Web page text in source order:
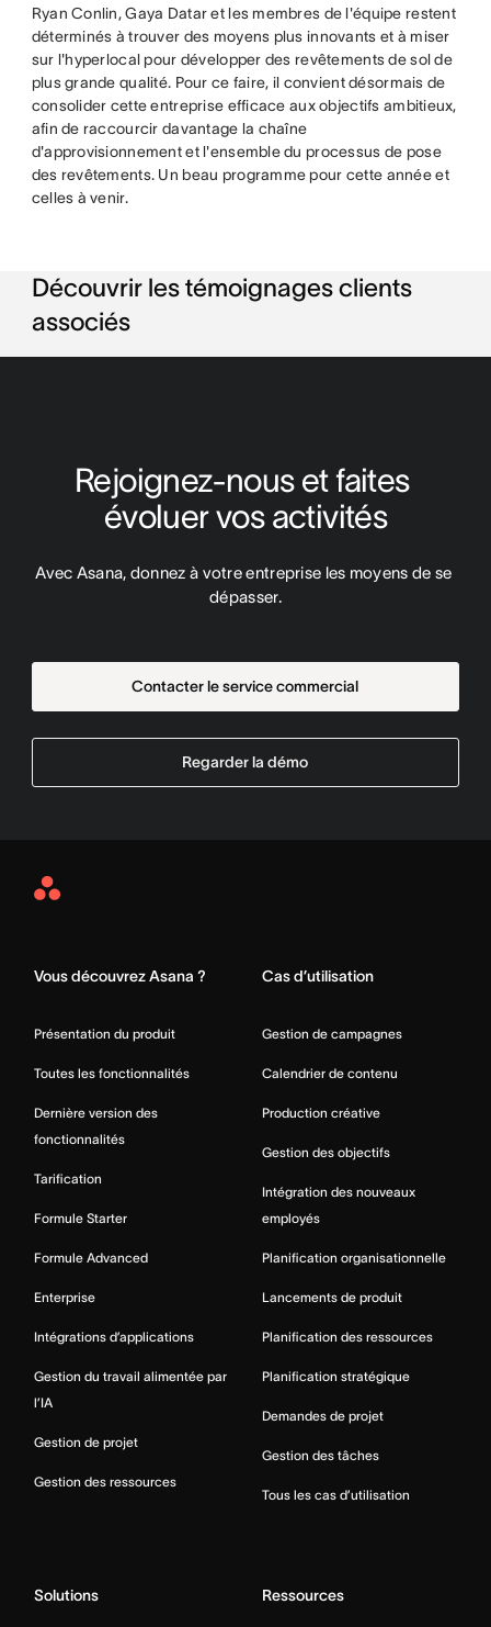
Ryan Conlin, Gaya Datar et les membres de l'équipe restent
déterminés à trouver des moyens plus innovants et à miser
sur l'hyperlocal pour développer des revêtements de sol de
plus grande qualité. Pour ce faire, il convient désormais de
consolider cette entreprise efficace aux objectifs ambitieux,
afin de raccourcir davantage la chaîne
d'approvisionnement et l'ensemble du processus de pose
des revêtements. Un beau programme pour cette année et
celles à venir.
Découvrir les témoignages clients
associés
Rejoignez-nous et faites
évoluer vos activités
Avec Asana, donnez à votre entreprise les moyens de se
dépasser.
Contacter le service commercial
Regarder la démo
Asana
Vous découvrez Asana ?
Présentation du produit
Toutes les fonctionnalités
Dernière version des
fonctionnalités
Tarification
Formule Starter
Formule Advanced
Enterprise
Intégrations d’applications
Gestion du travail alimentée par
l’IA
Gestion de projet
Gestion des ressources
Cas d’utilisation
Gestion de campagnes
Calendrier de contenu
Production créative
Gestion des objectifs
Intégration des nouveaux
employés
Planification organisationnelle
Lancements de produit
Planification des ressources
Planification stratégique
Demandes de projet
Gestion des tâches
Tous les cas d’utilisation
Solutions Ressources